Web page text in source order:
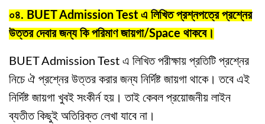
০৪. BUET Admission Test এ লিখিত প্রশ্নপত্রে প্রশ্নের
উত্তর দেবার জন্য কি পরিমাণ জায়গা/Space থাকবে।
BUET Admission Test এ লিখিত পরীক্ষায় প্রতিটি প্রশ্নের
নিচে ঐ প্রশ্নের উত্তর করার জন্য নির্দিষ্ট জায়গা থাকে। তবে এই
নির্দিষ্ট জায়গা খুবই সংকীর্ন হয়। তাই কেবল প্রয়োজনীয় লাইন
ব্যতীত কিছুই অতিরিক্ত লেখা যাবে না।